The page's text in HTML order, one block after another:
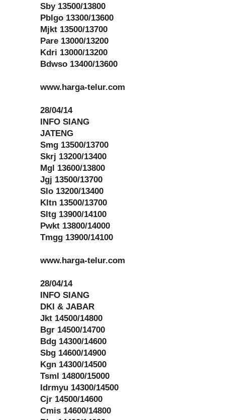
Sby 13500/13800
Pblgo 13300/13600
Mjkt 13500/13700
Pare 13000/13200
Kdri 13000/13200
Bdwso 13400/13600
www.harga-telur.com
28/04/14
INFO SIANG
JATENG
Smg 13500/13700
Skrj 13200/13400
Mgl 13600/13800
Jgj 13500/13700
Slo 13200/13400
Kltn 13500/13700
Sltg 13900/14100
Pwkt 13800/14000
Tmgg 13900/14100
www.harga-telur.com
28/04/14
INFO SIANG
DKI & JABAR
Jkt 14500/14800
Bgr 14500/14700
Bdg 14300/14600
Sbg 14600/14900
Kgn 14300/14500
Tsml 14800/15000
Idrmyu 14300/14500
Cjr 14500/14600
Cmis 14600/14800